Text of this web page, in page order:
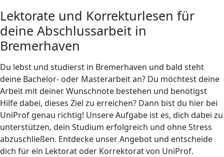
Lektorate und Korrekturlesen für
deine Abschlussarbeit in
Bremerhaven
Du lebst und studierst in Bremerhaven und bald steht
deine Bachelor- oder Masterarbeit an? Du möchtest deine
Arbeit mit deiner Wunschnote bestehen und benötigst
Hilfe dabei, dieses Ziel zu erreichen? Dann bist du hier bei
UniProf genau richtig! Unsere Aufgabe ist es, dich dabei zu
unterstützen, dein Studium erfolgreich und ohne Stress
abzuschließen. Entdecke unser Angebot und entscheide
dich für ein Lektorat oder Korrektorat von UniProf.